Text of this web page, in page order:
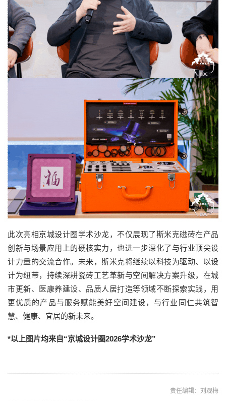
此次亮相京城设计圈学术沙龙，不仅展现了斯米克磁砖在产品
创新与场景应用上的硬核实力，也进一步深化了与行业顶尖设
计力量的交流合作。未来，斯米克将继续以科技为驱动、以设
计为纽带，持续深耕瓷砖工艺革新与空间解决方案升级，在城
市更新、医康养建设、品质人居打造等领域不断探索实践，用
更优质的产品与服务赋能美好空间建设，与行业同仁共筑智
慧、健康、宜居的新未来。
*以上图片均来自“京城设计圈2026学术沙龙”
责任编辑：刘观梅